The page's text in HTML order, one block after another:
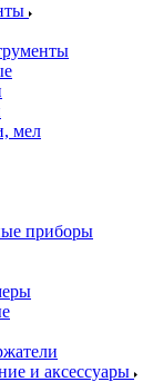
мел
приборы
и аксессуары